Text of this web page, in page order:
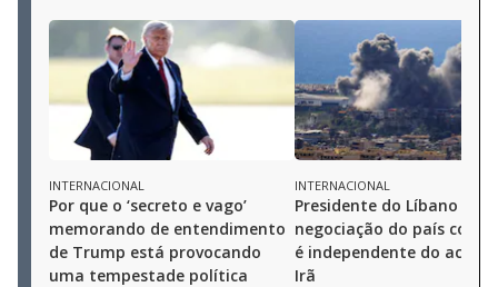
INTERNACIONAL
Por que o ‘secreto e vago’
memorando de entendimento
de Trump está provocando
uma tempestade política
INTERNACIONAL
Presidente do Líbano diz
negociação do país com
é independente do
Irã